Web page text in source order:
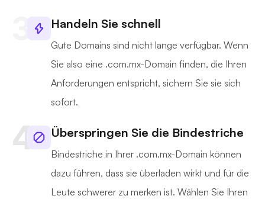
Handeln Sie schnell
Gute Domains sind nicht lange verfügbar. Wenn
Sie also eine .com.mx-Domain finden, die Ihren
Anforderungen entspricht, sichern Sie sie sich
sofort.
Überspringen Sie die Bindestriche
Bindestriche in Ihrer .com.mx-Domain können
dazu führen, dass sie überladen wirkt und für die
Leute schwerer zu merken ist. Wählen Sie Ihren